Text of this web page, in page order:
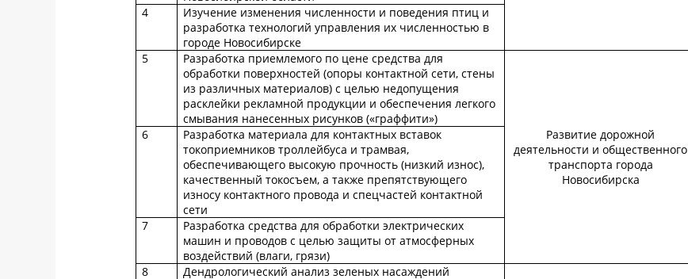
4
Изучение изменения численности и поведения птиц и
разработка технологий управления их численностью в
городе Новосибирске
5
Разработка приемлемого по цене средства для
обработки поверхностей (опоры контактной сети, стены
из различных материалов) с целью недопущения
расклейки рекламной продукции и обеспечения легкого
смывания нанесенных рисунков («граффити»)
Развитие дорожной
деятельности и общественного
транспорта города
Новосибирска
6
Разработка материала для контактных вставок
токоприемников троллейбуса и трамвая,
обеспечивающего высокую прочность (низкий износ),
качественный токосъем, а также препятствующего
износу контактного провода и спецчастей контактной
сети
7
Разработка средства для обработки электрических
машин и проводов с целью защиты от атмосферных
воздействий (влаги, грязи)
8
Дендрологический анализ зеленых насаждений